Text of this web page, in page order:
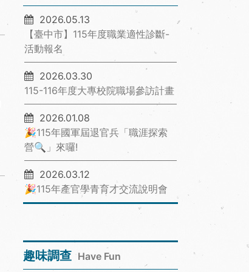
2026.05.13
【臺中市】115年度職業適性診斷-
活動報名
2026.03.30
115-116年度大專校院職場參訪計畫
2026.01.08
🎉115年國軍屆退官兵「職涯探索
營🔍」來囉!
2026.03.12
🎉115年產官學青育才交流說明會
趣味調查 Have Fun